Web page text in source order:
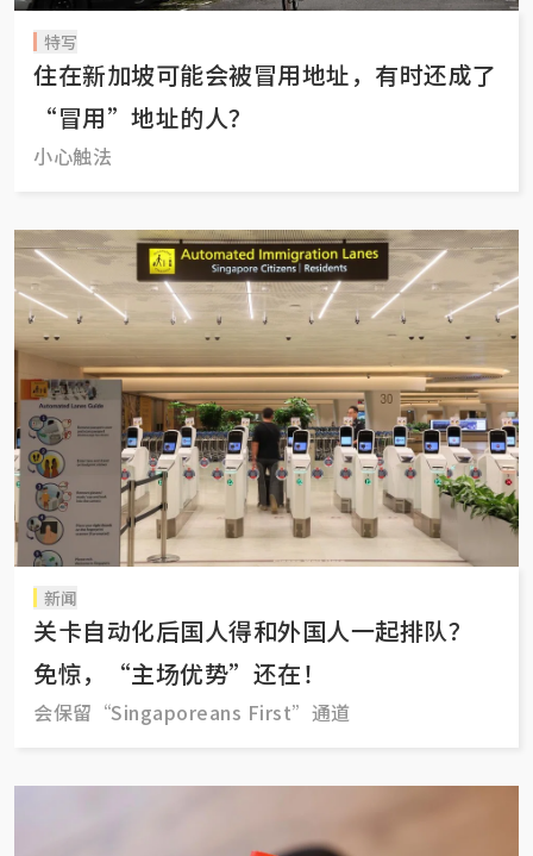
特写
住在新加坡可能会被冒用地址，有时还成了
“冒用”地址的人？
小心触法
新闻
关卡自动化后国人得和外国人一起排队？
免惊，“主场优势”还在！
会保留“Singaporeans First”通道